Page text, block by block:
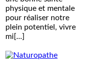
physique et mentale
pour réaliser notre
plein potentiel, vivre
mi[...]